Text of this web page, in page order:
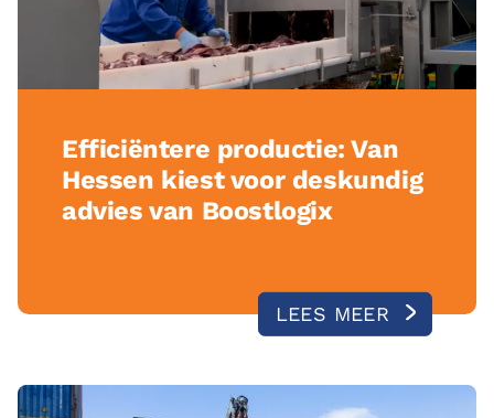
Efficiëntere productie: Van
Hessen kiest voor deskundig
advies van Boostlogix
LEES MEER